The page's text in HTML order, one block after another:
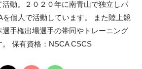
動。２０２０年に南青山で独立しパ
を個人で活動しています。 また陸上競
手権出場選手の帯同やトレーニング
保有資格：NSCA CSCS